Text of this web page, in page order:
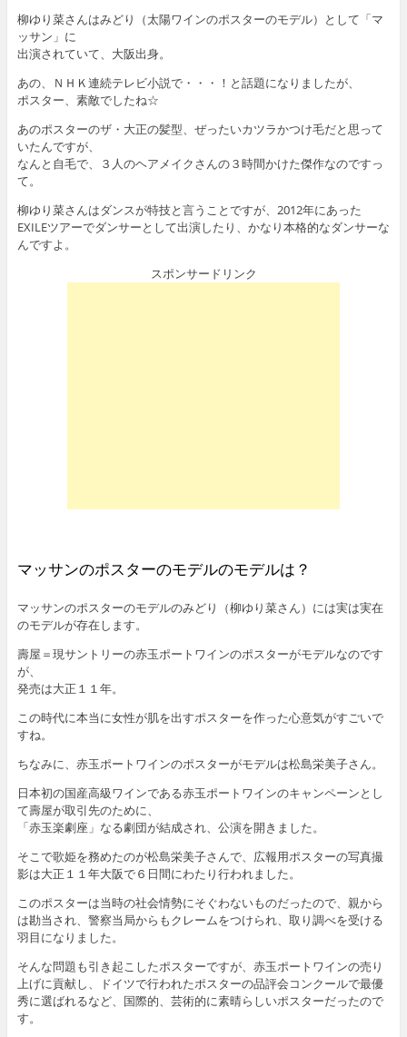
柳ゆり菜さんはみどり（太陽ワインのポスターのモデル）として「マ
ッサン」に
出演されていて、大阪出身。
あの、ＮＨＫ連続テレビ小説で・・・！と話題になりましたが、
ポスター、素敵でしたね☆
あのポスターのザ・大正の髪型、ぜったいカツラかつけ毛だと思って
いたんですが、
なんと自毛で、３人のヘアメイクさんの３時間かけた傑作なのですっ
て。
柳ゆり菜さんはダンスが特技と言うことですが、2012年にあった
EXILEツアーでダンサーとして出演したり、かなり本格的なダンサーな
んですよ。
スポンサードリンク
マッサンのポスターのモデルのモデルは？
マッサンのポスターのモデルのみどり（柳ゆり菜さん）には実は実在
のモデルが存在します。
壽屋＝現サントリーの赤玉ポートワインのポスターがモデルなのです
が、
発売は大正１１年。
この時代に本当に女性が肌を出すポスターを作った心意気がすごいで
すね。
ちなみに、赤玉ポートワインのポスターがモデルは松島栄美子さん。
日本初の国産高級ワインである赤玉ポートワインのキャンペーンとし
て壽屋が取引先のために、
「赤玉楽劇座」なる劇団が結成され、公演を開きました。
そこで歌姫を務めたのが松島栄美子さんで、広報用ポスターの写真撮
影は大正１１年大阪で６日間にわたり行われました。
このポスターは当時の社会情勢にそぐわないものだったので、親から
は勘当され、警察当局からもクレームをつけられ、取り調べを受ける
羽目になりました。
そんな問題も引き起こしたポスターですが、赤玉ポートワインの売り
上げに貢献し、ドイツで行われたポスターの品評会コンクールで最優
秀に選ばれるなど、国際的、芸術的に素晴らしいポスターだったので
す。